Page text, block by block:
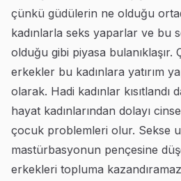
çünkü güdülerin ne olduğu
kadınlarla seks yaparlar ve bu
olduğu gibi piyasa bulanıklaşır.
erkekler bu kadınlara yatırım
olarak. Hadi kadınlar kısıtlandı
hayat kadınlarından dolayı
çocuk problemleri olur. Sekse
mastürbasyonun pençesine
erkekleri topluma